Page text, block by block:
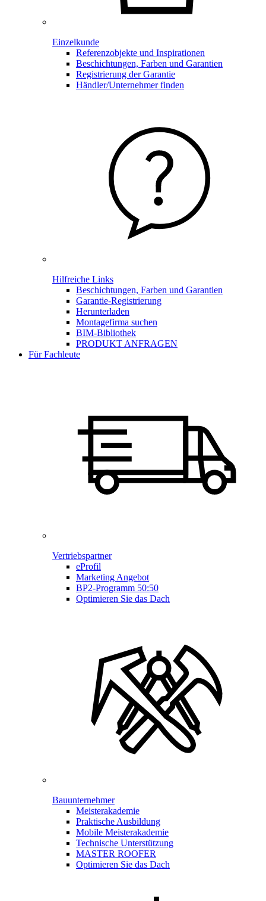
Einzelkunde
Referenzobjekte und Inspirationen
Beschichtungen, Farben und Garantien
Registrierung der Garantie
Händler/Unternehmer finden
Hilfreiche Links
Beschichtungen, Farben und Garantien
Garantie-Registrierung
Herunterladen
Montagefirma suchen
BIM-Bibliothek
PRODUKT ANFRAGEN
Für Fachleute
Vertriebspartner
eProfil
Marketing Angebot
BP2-Programm 50:50
Optimieren Sie das Dach
Bauunternehmer
Meisterakademie
Praktische Ausbildung
Mobile Meisterakademie
Technische Unterstützung
MASTER ROOFER
Optimieren Sie das Dach